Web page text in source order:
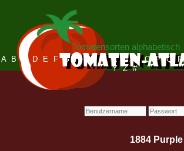
Tomatensorten alphabetisch
A B C D E F G H I J K L M N O P Q R
Y Z #
1884 Purple